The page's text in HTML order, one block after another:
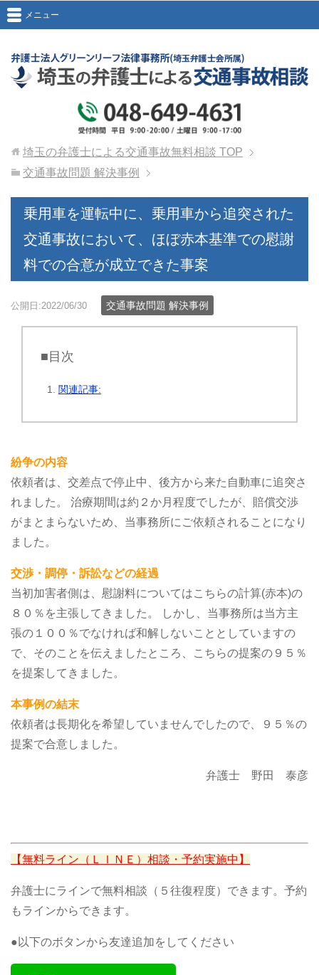
メニュー
埼玉の弁護士による交通事故無料相談 TOP
交通事故問題 解決事例
乗用車を運転中に、乗用車から追突された
交通事故において、ほぼ赤本基準での慰謝
料での合意が成立できた事案
公開日:2022/06/30 交通事故問題 解決事例
■目次
関連記事:
紛争の内容
依頼者は、交差点で停止中、後方から来た自動車に追突さ
れました。
治療期間は約２か月程度でしたが、賠償交渉
がまとまらないため、当事務所にご依頼されることになり
ました。
交渉・調停・訴訟などの経過
当初加害者側は、慰謝料についてはこちらの計算(赤本)の
８０％を主張してきました。
しかし、当事務所は当方主
張の１００％でなければ和解しないこととしていますの
で、そのことを伝えましたところ、こちらの提案の９５％
を提案してきました。
本事例の結末
依頼者は長期化を希望していませんでしたので、９５％の
提案で合意しました。
弁護士 野田 泰彦
【無料ライン（ＬＩＮＥ）相談・予約実施中】
弁護士にラインで無料相談（５往復程度）できます。予約
もラインからできます。
●以下のボタンから友達追加をしてください